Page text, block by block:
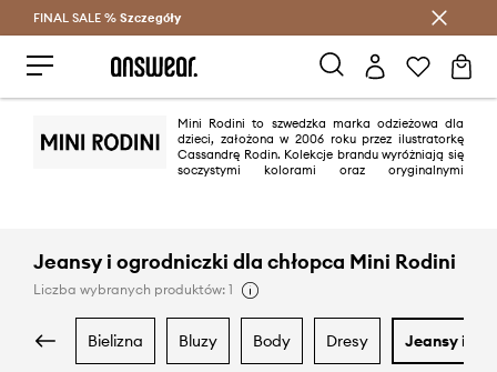
Oszczędzaj z Answear Club >
FINAL SALE % Szczegóły
Mini Rodini to szwedzka marka odzieżowa dla
dzieci, założona w 2006 roku przez ilustratorkę
Cassandrę Rodin. Kolekcje brandu wyróżniają się
soczystymi kolorami oraz oryginalnymi
Jeansy i ogrodniczki dla chłopca Mini Rodini
Liczba wybranych produktów: 1
bielizna bluzy body dresy jeansy i